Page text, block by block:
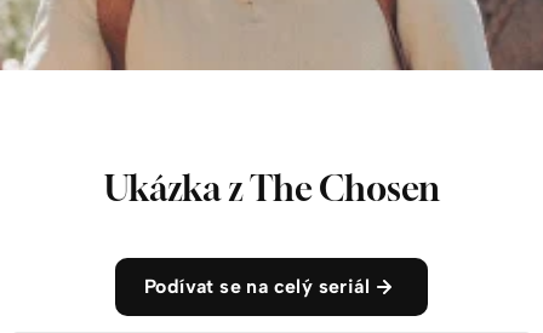
Ukázka z The Chosen
Podívat se na celý seriál